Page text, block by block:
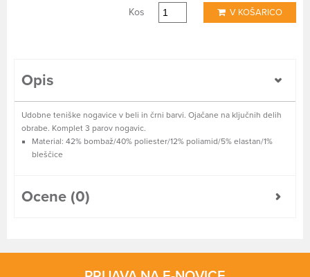
Kos
V KOŠARICO
Opis
Udobne teniške nogavice v beli in črni barvi. Ojačane na ključnih delih
obrabe. Komplet 3 parov nogavic.
Material: 42% bombaž/40% poliester/12% poliamid/5% elastan/1%
bleščice
Ocene (0)